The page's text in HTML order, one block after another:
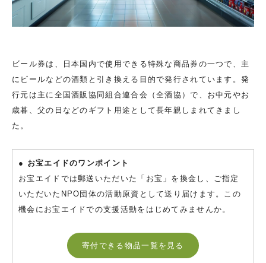
ビール券は、日本国内で使用できる特殊な商品券の一つで、主
にビールなどの酒類と引き換える目的で発行されています。発
行元は主に全国酒販協同組合連合会（全酒協）で、お中元やお
歳暮、父の日などのギフト用途として長年親しまれてきまし
た。
● お宝エイドのワンポイント
お宝エイドでは郵送いただいた「お宝」を換金し、ご指定
いただいたNPO団体の活動原資として送り届けます。この
機会にお宝エイドでの支援活動をはじめてみませんか。
寄付できる物品一覧を見る